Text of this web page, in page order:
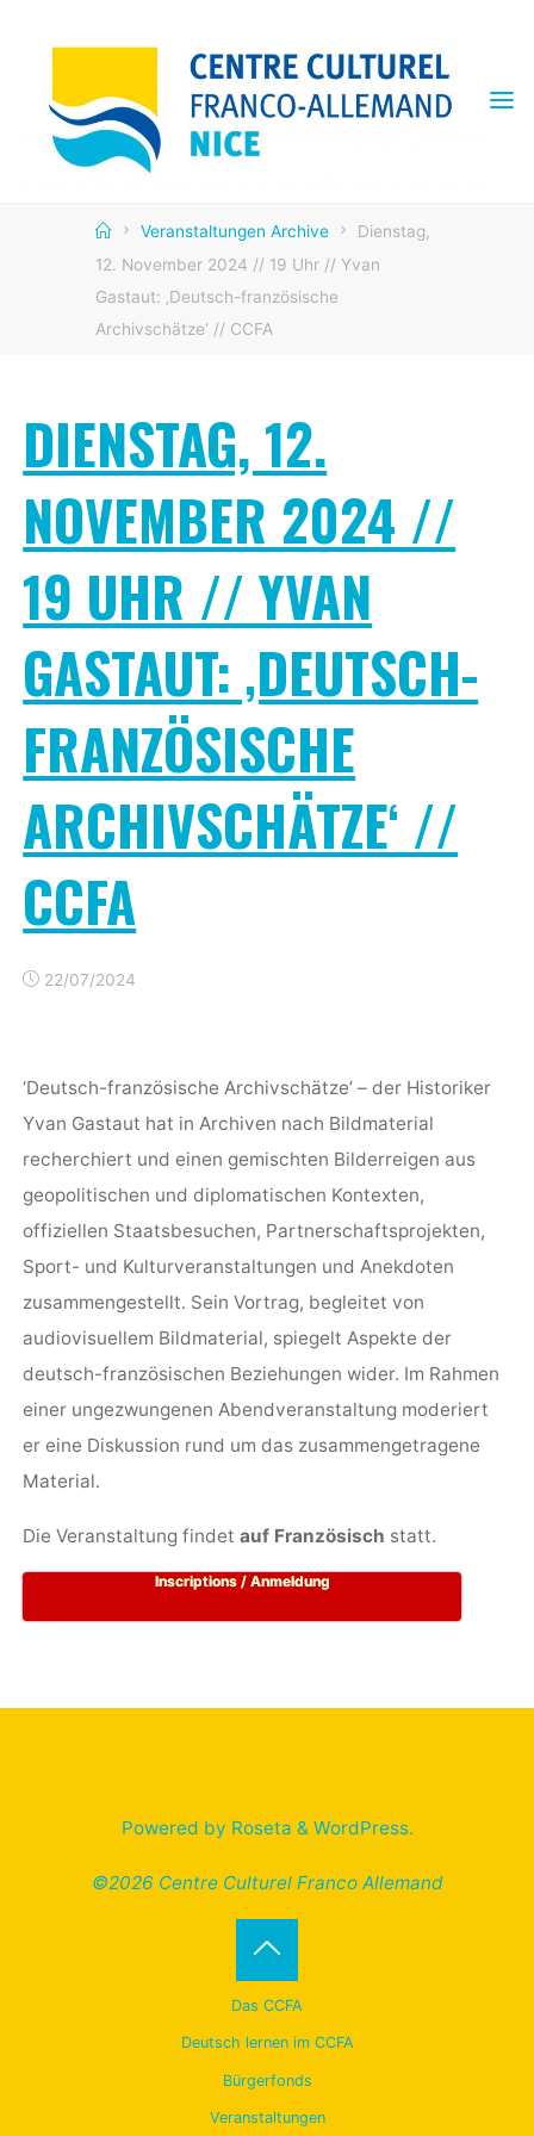
CENTRE
CULTUREL
FRANCO
HomeVeranstaltungen Archive
Dienstag,
12. November 2024 // 19 Uhr // Yvan
Gastaut: ‚Deutsch-französische
Archivschätze‘ // CCFA
DIENSTAG, 12.
NOVEMBER 2024 //
19 UHR // YVAN
GASTAUT: ‚DEUTSCH-
FRANZÖSISCHE
ARCHIVSCHÄTZE‘ //
CCFA
22/07/2024
‘Deutsch-französische Archivschätze’ – der Historiker
Yvan Gastaut hat in Archiven nach Bildmaterial
recherchiert und einen gemischten Bilderreigen aus
geopolitischen und diplomatischen Kontexten,
offiziellen Staatsbesuchen, Partnerschaftsprojekten,
Sport- und Kulturveranstaltungen und Anekdoten
zusammengestellt. Sein Vortrag, begleitet von
audiovisuellem Bildmaterial, spiegelt Aspekte der
deutsch-französischen Beziehungen wider. Im Rahmen
einer ungezwungenen Abendveranstaltung moderiert
er eine Diskussion rund um das zusammengetragene
Material.
Die Veranstaltung findetauf Französisch statt.
Inscriptions / Anmeldung
Powered by Roseta & WordPress.
©2026 Centre Culturel Franco Allemand
Das CCFA
Deutsch lernen im CCFA
Bürgerfonds
Veranstaltungen
Back
to
Top